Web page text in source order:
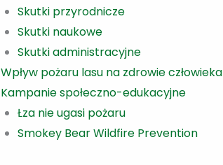
Skutki przyrodnicze
Skutki naukowe
Skutki administracyjne
Wpływ pożaru lasu na zdrowie człowieka
Kampanie społeczno-edukacyjne
Łza nie ugasi pożaru
Smokey Bear Wildfire Prevention